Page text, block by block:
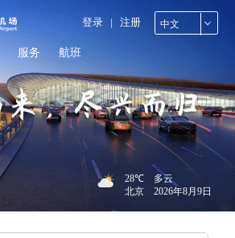
登录 | 注册 中文
服务 航班
28℃
多云
北京
2026年8月9日